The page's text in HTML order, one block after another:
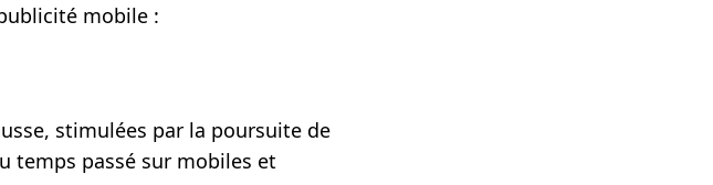
mobile :
stimulées par la poursuite de
temps passé sur mobiles et